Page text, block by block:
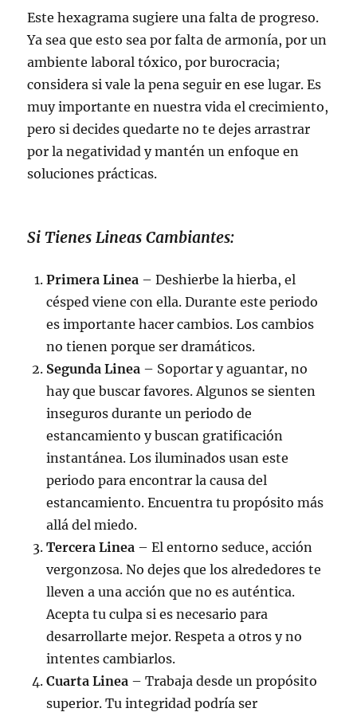
Este hexagrama sugiere una falta de progreso.
Ya sea que esto sea por falta de armonía, por un
ambiente laboral tóxico, por burocracia;
considera si vale la pena seguir en ese lugar. Es
muy importante en nuestra vida el crecimiento,
pero si decides quedarte no te dejes arrastrar
por la negatividad y mantén un enfoque en
soluciones prácticas.
Si Tienes Lineas Cambiantes:
Primera Linea – Deshierbe la hierba, el
césped viene con ella. Durante este periodo
es importante hacer cambios. Los cambios
no tienen porque ser dramáticos.
Segunda Linea – Soportar y aguantar, no
hay que buscar favores. Algunos se sienten
inseguros durante un periodo de
estancamiento y buscan gratificación
instantánea. Los iluminados usan este
periodo para encontrar la causa del
estancamiento. Encuentra tu propósito más
allá del miedo.
Tercera Linea – El entorno seduce, acción
vergonzosa. No dejes que los alrededores te
lleven a una acción que no es auténtica.
Acepta tu culpa si es necesario para
desarrollarte mejor. Respeta a otros y no
intentes cambiarlos.
Cuarta Linea – Trabaja desde un propósito
superior. Tu integridad podría ser